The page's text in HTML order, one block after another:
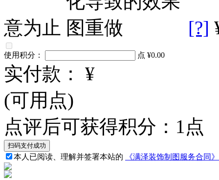
意为止 [?]
使用积分： 点 ¥0.00
实付款：
¥
(可用 点)
点评后可获得积分： 1 点
本人已阅读、理解并签署本站的 《满泽装饰制图服务合同》